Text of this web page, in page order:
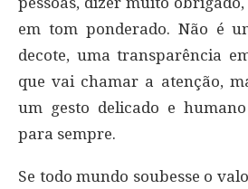
em tom ponderado. Não é
decote, uma transparência
que vai chamar a atenção,
um gesto delicado e
para sempre.
Se todo mundo soubesse o